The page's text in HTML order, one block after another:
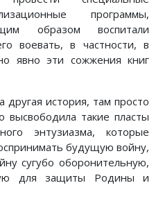
программы,
образом воспитали
воевать, в частности, в
явно эти сожжения книг
другая история, там просто
высвободила такие пласты
энтузиазма, которые
будущую войну,
сугубо оборонительную,
для защиты Родины и